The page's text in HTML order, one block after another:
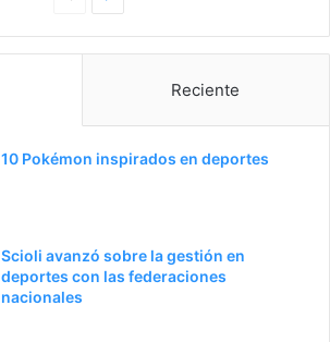
g
e
r
g
p
Reciente
10 Pokémon inspirados en deportes
Scioli avanzó sobre la gestión en
deportes con las federaciones
nacionales